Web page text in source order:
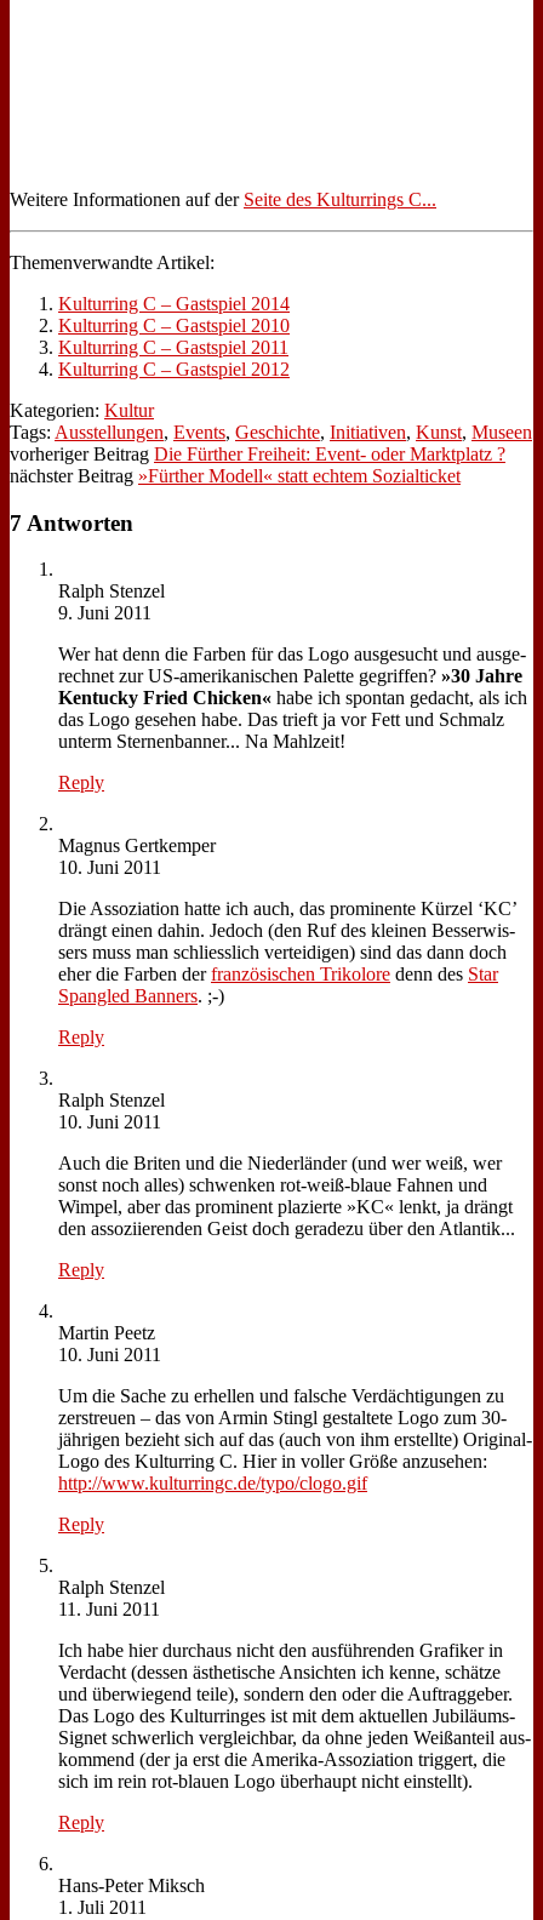
Wei­te­re In­for­ma­tio­nen auf der Sei­te des Kul­tur­rings C...
The­men­ver­wand­te Ar­ti­kel:
Kul­tur­ring C – Gast­spiel 2014
Kul­tur­ring C – Gast­spiel 2010
Kul­tur­ring C – Gast­spiel 2011
Kul­tur­ring C – Gast­spiel 2012
Kategorien: Kultur
Tags: Ausstellungen, Events, Geschichte, Initiativen, Kunst, Museen
vorheriger Beitrag Die Fürther Freiheit: Event- oder Marktplatz ?
nächster Beitrag »Fürther Modell« statt echtem Sozialticket
7 Antworten
Ralph Sten­zel
9. Juni 2011
Wer hat denn die Far­ben für das Lo­go aus­ge­sucht und aus­ge­
rech­net zur US-ame­ri­ka­ni­schen Pa­let­te ge­grif­fen? »30 Jah­re
Ken­tucky Fried Chicken« ha­be ich spon­tan ge­dacht, als ich
das Lo­go ge­se­hen ha­be. Das trieft ja vor Fett und Schmalz
un­term Ster­nen­ban­ner... Na Mahl­zeit!
Reply
Ma­gnus Gertk­em­per
10. Juni 2011
Die As­so­zia­ti­on hat­te ich auch, das pro­mi­nen­te Kür­zel ‘KC’
drängt ei­nen da­hin. Je­doch (den Ruf des klei­nen Bes­ser­wis­
sers muss man schliess­lich ver­tei­di­gen) sind das dann doch
eher die Far­ben derfran­zö­si­schen Tri­ko­lo­re denn des Star
Span­gled Ban­ners. ;-)
Reply
Ralph Sten­zel
10. Juni 2011
Auch die Bri­ten und die Nie­der­län­der (und wer weiß, wer
sonst noch al­les) schwen­ken rot-weiß-blaue Fah­nen und
Wim­pel, aber das pro­mi­nent pla­zier­te »KC« lenkt, ja drängt
den as­so­zi­ie­ren­den Geist doch ge­ra­de­zu über den At­lan­tik...
Reply
Mar­tin Peetz
10. Juni 2011
Um die Sa­che zu er­hel­len und fal­sche Ver­däch­ti­gun­gen zu
zer­streu­en – das von Ar­min Stingl ge­stal­te­te Lo­go zum 30-
jäh­ri­gen be­zieht sich auf das (auch von ihm er­stell­te) Ori­gi­nal-
Lo­go des Kul­tur­ring C. Hier in vol­ler Grö­ße an­zu­se­hen:
http://www.kulturringc.de/typo/clogo.gif
Reply
Ralph Sten­zel
11. Juni 2011
Ich ha­be hier durch­aus nicht den aus­füh­ren­den Gra­fi­ker in
Ver­dacht (des­sen äs­the­ti­sche An­sich­ten ich ken­ne, schät­ze
und über­wie­gend tei­le), son­dern den oder die Auf­trag­ge­ber.
Das Lo­go des Kul­tur­rin­ges ist mit dem ak­tu­el­len Ju­bi­lä­ums-
Si­gnet schwer­lich ver­gleich­bar, da oh­ne je­den Weiß­an­teil aus­
kom­mend (der ja erst die Ame­ri­ka-As­so­zia­ti­on trig­gert, die
sich im rein rot-blau­en Lo­go über­haupt nicht ein­stellt).
Reply
Hans-Pe­ter Miksch
1. Juli 2011